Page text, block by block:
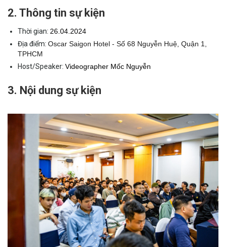
2. Thông tin sự kiện
Thời gian: 26.04.2024
Địa điểm: Oscar Saigon Hotel - Số 68 Nguyễn Huệ, Quận 1,
TPHCM
Host/Speaker: Videographer Mốc Nguyễn
3. Nội dung sự kiện